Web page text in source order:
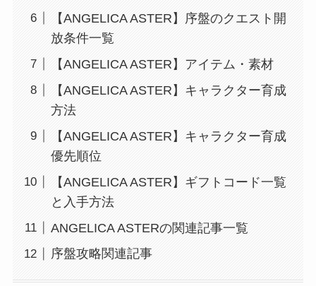
【ANGELICA ASTER】序盤のクエスト開
放条件一覧
【ANGELICA ASTER】アイテム・素材
【ANGELICA ASTER】キャラクター育成
方法
【ANGELICA ASTER】キャラクター育成
優先順位
【ANGELICA ASTER】ギフトコード一覧
と入手方法
ANGELICA ASTERの関連記事一覧
序盤攻略関連記事